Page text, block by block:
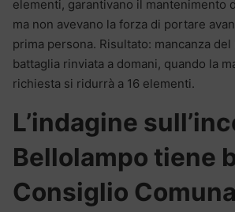
elementi, garantivano il mantenimento
ma non avevano la forza di portare
prima persona. Risultato: mancanza
battaglia rinviata a domani, quando la
richiesta si ridurrà a 16 elementi.
L’indagine
Bellolampo tiene
Consiglio